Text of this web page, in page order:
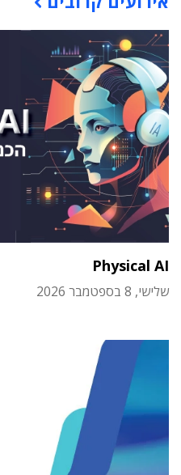
Physical AI
שלישי, 8 בספטמבר 2026